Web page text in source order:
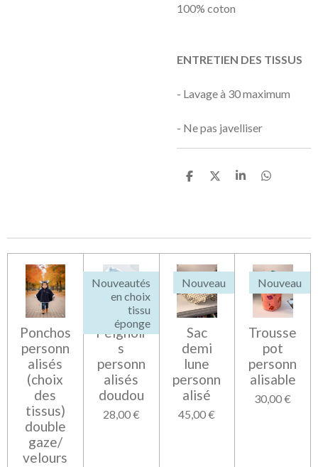
100% coton
ENTRETIEN DES TISSUS
- Lavage à 30 maximum
- Ne pas javelliser
P
g
P
g
P
g
P
g
Ponchos
personn
alisés
(choix
des
tissus)
double
gaze/
velours
Nouveautés
en choix
tissu
éponge
Peignoir
s
personn
alisés
doudou
28,00 €
Nouveau
Sac
demi
lune
personn
alisé
45,00 €
Nouveau
Trousse
pot
personn
alisable
30,00 €